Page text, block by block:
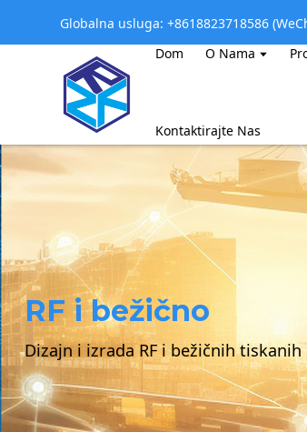
Globalna usluga: +8618823718586
Dom
O Nama
Kontaktirajte Nas
RF i bežično
Dizajn i izrada RF i bežičnih